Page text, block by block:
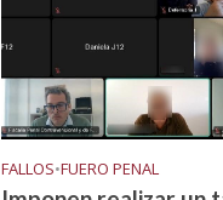
FALLOS•FUERO PENAL